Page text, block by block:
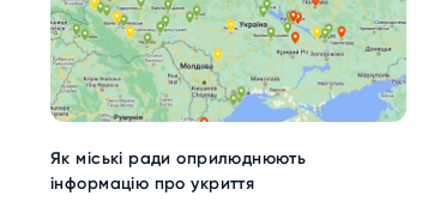
Як міські ради оприлюднюють
інформацію про укриття